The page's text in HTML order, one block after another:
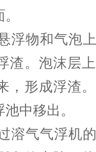
浮物和气泡
渣。泡沫层
，形成浮渣
中移出。
溶气气浮机